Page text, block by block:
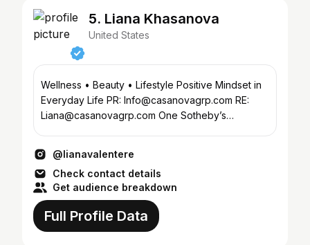
5. Liana Khasanova
United States
Wellness • Beauty • Lifestyle Positive Mindset in
Everyday Life PR: Info@casanovagrp.com RE:
Liana@casanovagrp.com One Sotheby’s
@lianavalentere
Check contact details
Get audience breakdown
Full Profile Data